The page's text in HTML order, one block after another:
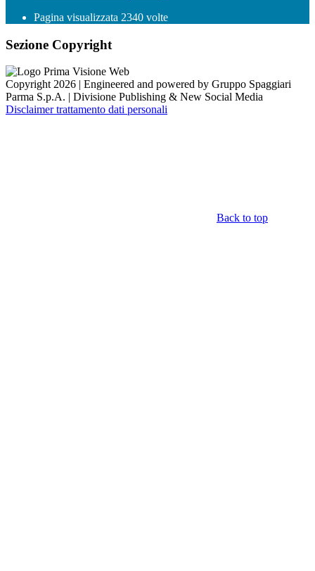
Pagina visualizzata 2340 volte
Sezione Copyright
Copyright 2026 | Engineered and powered by Gruppo Spaggiari
Parma S.p.A. | Divisione Publishing & New Social Media
Disclaimer trattamento dati personali
Back to top